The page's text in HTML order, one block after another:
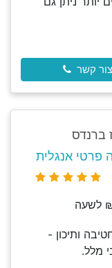
צור קשר
ברנדס
פרטי אנגלית
ותיכון -